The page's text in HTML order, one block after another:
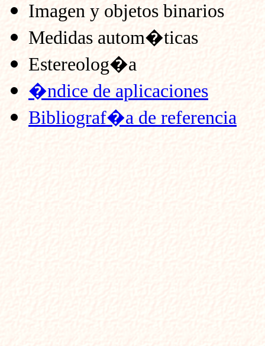
Imagen y objetos binarios
Medidas autom�ticas
Estereolog�a
�ndice de aplicaciones
Bibliograf�a de referencia